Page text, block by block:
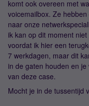
komt ook overeen met
voicemailbox. Ze
naar onze
ik kan op dit moment
voordat ik hier een
7 werkdagen, maar dit
in de gaten houden en
van deze case.
Mocht je in de tussentijd